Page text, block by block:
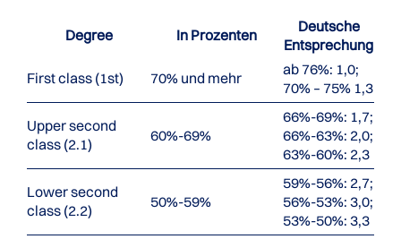
Degree In Prozenten
Deutsche
Entsprechung
First class (1st)
70% und mehr
ab 76%: 1,0;
70% – 75% 1,3
Upper second
class (2.1)
60%-69%
66%-69%: 1,7;
66%-63%: 2,0;
63%-60%: 2,3
Lower second
class (2.2)
50%-59%
59%-56%: 2,7;
56%-53%: 3,0;
53%-50%: 3,3